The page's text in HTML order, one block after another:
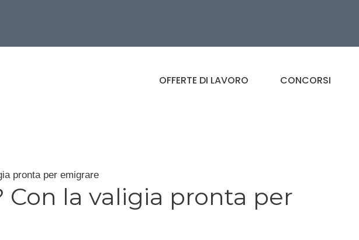
OFFERTE DI LAVORO CONCORSI
pronta per emigrare
Con la valigia pronta per